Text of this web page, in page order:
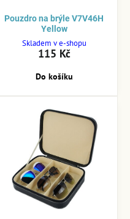
Pouzdro na brýle V7V46H
Yellow
Skladem v e-shopu
115 Kč
Do košíku